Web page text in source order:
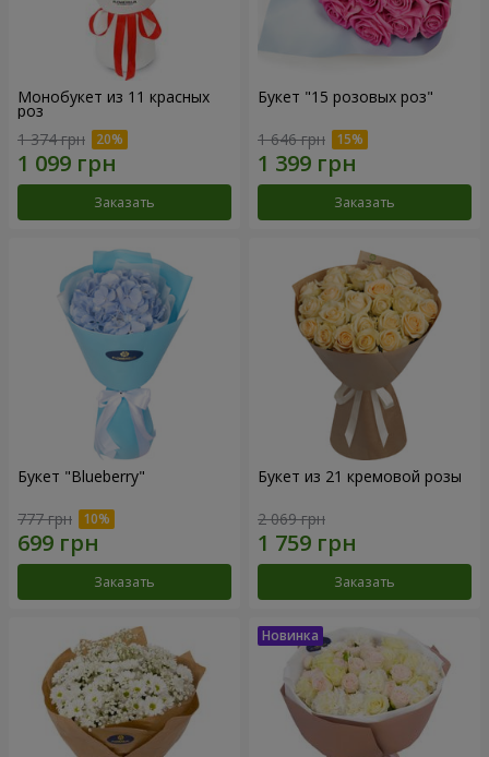
Монобукет из 11 красных
роз
1 374 грн
Заказать
Букет "15 розовых роз"
1 646 грн
Заказать
Букет "Blueberry"
777 грн
Заказать
Букет из 21 кремовой розы
2 069 грн
Заказать